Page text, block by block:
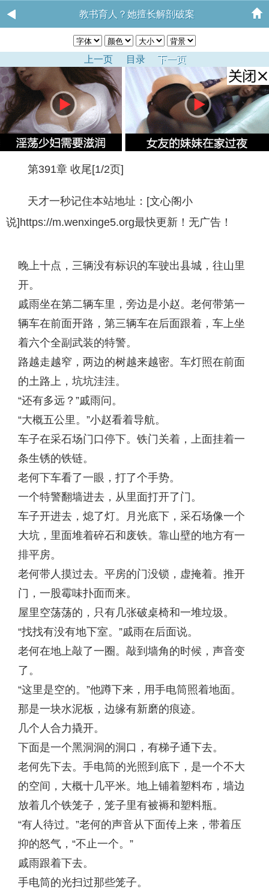
教书育人？她擅长解剖破案
上一页 目录 下一页
第391章 收尾[1/2页]
天才一秒记住本站地址：[文心阁小
说]https://m.wenxinge5.org最快更新！无广告！
晚上十点，三辆没有标识的车驶出县城，往山里
开。
戚雨坐在第二辆车里，旁边是小赵。老何带第一
辆车在前面开路，第三辆车在后面跟着，车上坐
着六个全副武装的特警。
路越走越窄，两边的树越来越密。车灯照在前面
的土路上，坑坑洼洼。
“还有多远？”戚雨问。
“大概五公里。”小赵看着导航。
车子在采石场门口停下。铁门关着，上面挂着一
条生锈的铁链。
老何下车看了一眼，打了个手势。
一个特警翻墙进去，从里面打开了门。
车子开进去，熄了灯。月光底下，采石场像一个
大坑，里面堆着碎石和废铁。靠山壁的地方有一
排平房。
老何带人摸过去。平房的门没锁，虚掩着。推开
门，一股霉味扑面而来。
屋里空荡荡的，只有几张破桌椅和一堆垃圾。
“找找有没有地下室。”戚雨在后面说。
老何在地上敲了一圈。敲到墙角的时候，声音变
了。
“这里是空的。”他蹲下来，用手电筒照着地面。
那是一块水泥板，边缘有新磨的痕迹。
几个人合力撬开。
下面是一个黑洞洞的洞口，有梯子通下去。
老何先下去。手电筒的光照到底下，是一个不大
的空间，大概十几平米。地上铺着塑料布，墙边
放着几个铁笼子，笼子里有被褥和塑料瓶。
“有人待过。”老何的声音从下面传上来，带着压
抑的怒气，“不止一个。”
戚雨跟着下去。
手电筒的光扫过那些笼子。